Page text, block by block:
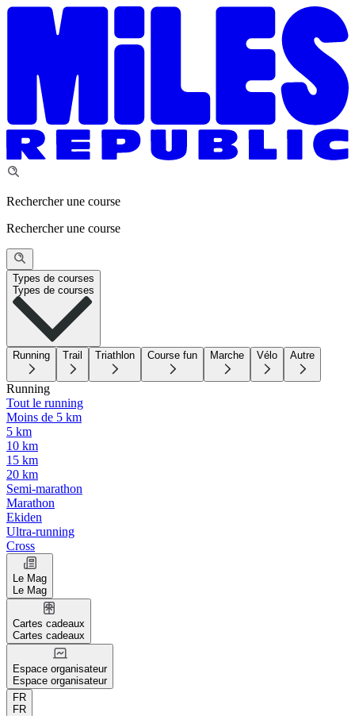
Rechercher une course
Rechercher une course
Types de courses
Types de courses
Running Trail Triathlon Course fun Marche Vélo Autre
Running
Tout le running
Moins de 5 km
5 km
10 km
15 km
20 km
Semi-marathon
Marathon
Ekiden
Ultra-running
Cross
Le Mag
Le Mag
Cartes cadeaux
Cartes cadeaux
Espace organisateur
Espace organisateur
FR
FR